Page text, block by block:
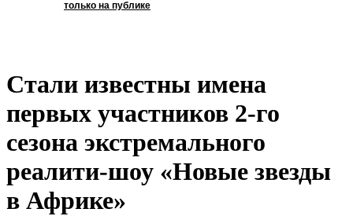
только на публике
Стали известны имена
первых участников 2-го
сезона экстремального
реалити-шоу «Новые звезды
в Африке»